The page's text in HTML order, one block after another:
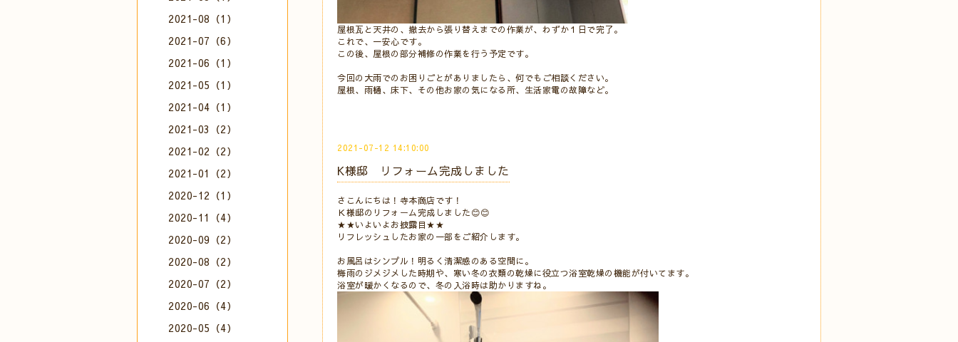
屋根瓦と天井の、撤去から張り替えまでの作業が、わずか１日で完了。
これで、一安心です。
この後、屋根の部分補修の作業を行う予定です。
今回の大雨でのお困りごとがありましたら、何でもご相談ください。
屋根、雨樋、床下、その他お家の気になる所、生活家電の故障など。
2021-07-12 14:10:00
K様邸 リフォーム完成しました
さこんにちは！寺本商店です！
Ｋ様邸のリフォーム完成しました😊😊
★★いよいよお披露目★★
リフレッシュしたお家の一部をご紹介します。
お風呂はシンプル！明るく清潔感のある空間に。
梅雨のジメジメした時期や、寒い冬の衣類の乾燥に役立つ浴室乾燥の機能が付いてます。
浴室が暖かくなるので、冬の入浴時は助かりますね。
2021-08（1）
2021-07（6）
2021-06（1）
2021-05（1）
2021-04（1）
2021-03（2）
2021-02（2）
2021-01（2）
2020-12（1）
2020-11（4）
2020-09（2）
2020-08（2）
2020-07（2）
2020-06（4）
2020-05（4）